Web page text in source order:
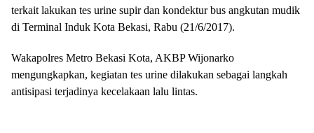
terkait lakukan tes urine supir dan kondektur bus angkutan mudik
di Terminal Induk Kota Bekasi, Rabu (21/6/2017).
Wakapolres Metro Bekasi Kota, AKBP Wijonarko
mengungkapkan, kegiatan tes urine dilakukan sebagai langkah
antisipasi terjadinya kecelakaan lalu lintas.